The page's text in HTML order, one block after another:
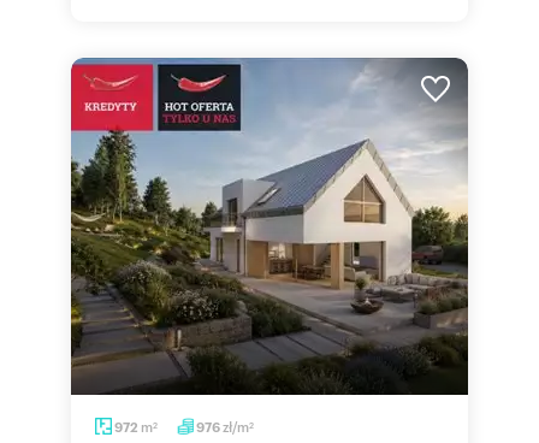
972 m2 976zł/m2